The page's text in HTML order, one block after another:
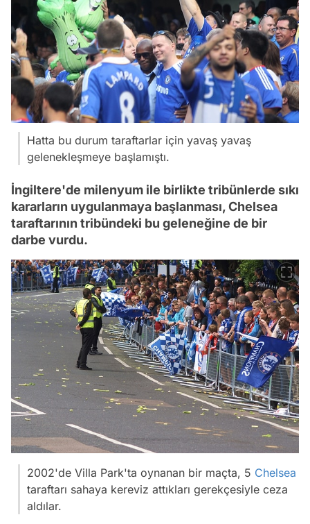
Hatta bu durum taraftarlar için yavaş yavaş
gelenekleşmeye başlamıştı.
İngiltere'de milenyum ile birlikte tribünlerde sıkı
kararların uygulanmaya başlanması, Chelsea
taraftarının tribündeki bu geleneğine de bir
darbe vurdu.
2002'de Villa Park'ta oynanan bir maçta, 5 Chelsea
taraftarı sahaya kereviz attıkları gerekçesiyle ceza
aldılar.